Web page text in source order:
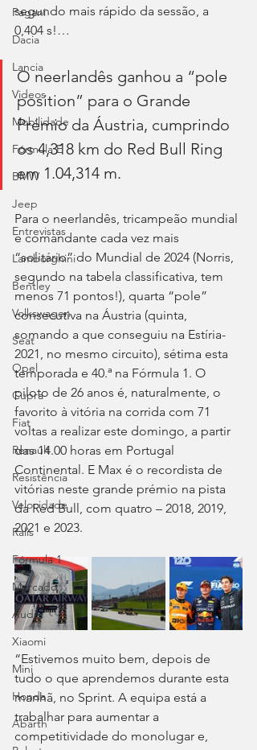
Pagani
Dacia
Lancia
Videos
Mobilidade
Fórmula E
BMW
Jeep
Entrevistas
Lamborghini
Bentley
Volkswagen
Seat
Opel
Cupra
Fiat
Renault
Resistência
Velocidade
Ralis
Fórmula 1
Mercado
Audi
Xiaomi
Mini
Honda
Abarth
segundo mais rápido da sessão, a
0,404 s!…
O neerlandês ganhou a “pole
position” para o Grande
Prémio da Áustria, cumprindo
os 4,318 km do Red Bull Ring
em 1.04,314 m.
Para o neerlandês, tricampeão mundial
e comandante cada vez mais
“solitário” do Mundial de 2024 (Norris,
segundo na tabela classificativa, tem
menos 71 pontos!), quarta “pole”
consecutiva na Áustria (quinta,
somando a que conseguiu na Estíria-
2021, no mesmo circuito), sétima esta
temporada e 40.ª na Fórmula 1. O
piloto de 26 anos é, naturalmente, o
favorito à vitória na corrida com 71
voltas a realizar este domingo, a partir
das 14.00 horas em Portugal
Continental. E Max é o recordista de
vitórias neste grande prémio na pista
da Red Bull, com quatro – 2018, 2019,
2021 e 2023.
“Estivemos muito bem, depois de
tudo o que aprendemos durante esta
manhã, no Sprint. A equipa está a
trabalhar para aumentar a
competitividade do monolugar e,